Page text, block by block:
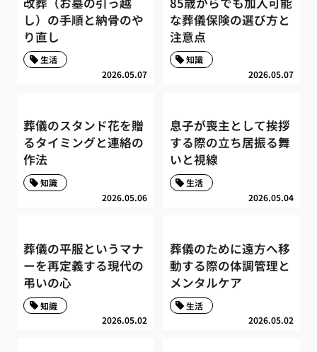
し）の手順と納骨のや
り直し
2026.05.07
生活
な葬儀保険の選び方と
注意点
2026.05.07
知識
葬儀のスタンド花を贈
るタイミングと連絡の
作法
2026.05.06
知識
息子が喪主として挨拶
する際の立ち居振る舞
いと視線
2026.05.04
生活
葬儀の平服というマナ
ーを再定義する現代の
弔いの心
2026.05.02
知識
葬儀のために遠方へ移
動する際の体調管理と
メンタルケア
2026.05.02
生活